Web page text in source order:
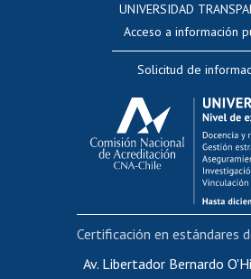
Evaluación
Calificación
Postulación al
Funcionarias/os
Cursos internos de
Bienestar del
Portal de movilidad
Certificado de
UNIVERSIDAD
Acceso a información
Solicitud de
Av. Libertador Bernardo
Certificación en estándares